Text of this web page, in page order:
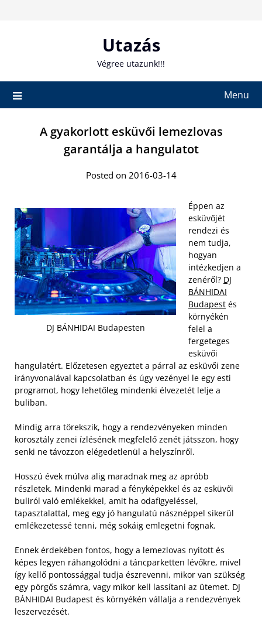
Utazás
Végree utazunk!!!
Menu
A gyakorlott esküvői lemezlovas
garantálja a hangulatot
Posted on 2016-03-14
DJ BÁNHIDAI Budapesten
Éppen az
esküvőjét
rendezi és
nem tudja,
hogyan
intézkedjen a
zenéről? DJ
BÁNHIDAI
Budapest és
környékén
felel a
fergeteges
esküvői
hangulatért. Előzetesen egyeztet a párral az esküvői zene
irányvonalával kapcsolatban és úgy vezényel le egy esti
programot, hogy lehetőleg mindenki élvezetét lelje a
buliban.
Mindig arra törekszik, hogy a rendezvényeken minden
korosztály zenei ízlésének megfelelő zenét játsszon, hogy
senki ne távozzon elégedetlenül a helyszínről.
Hosszú évek múlva alig maradnak meg az apróbb
részletek. Mindenki marad a fényképekkel és az esküvői
buliról való emlékekkel, amit ha odafigyeléssel,
tapasztalattal, meg egy jó hangulatú násznéppel sikerül
emlékezetessé tenni, még sokáig emlegetni fognak.
Ennek érdekében fontos, hogy a lemezlovas nyitott és
képes legyen ráhangolódni a táncparketten lévőkre, mivel
így kellő pontossággal tudja észrevenni, mikor van szükség
egy pörgős számra, vagy mikor kell lassítani az ütemet. DJ
BÁNHIDAI Budapest és környékén vállalja a rendezvények
leszervezését.